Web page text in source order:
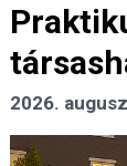
2026.